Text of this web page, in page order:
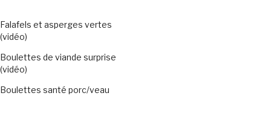
Falafels et asperges vertes
(vidéo)
Boulettes de viande surprise
(vidéo)
Boulettes santé porc/veau